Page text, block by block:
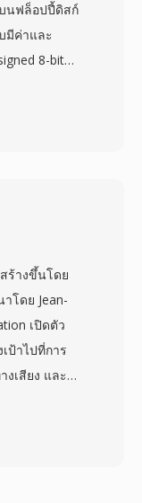
นฟล็อปปี้ดิสก์
มีค่าและ
8-bit
delta
นยูทิลิตี้
ในช่วง
าสุ่มตัวอย่าง
ถเอาต์พุต
เครื่องมือ
ทำให้
รรษต่อมา
ร้างขึ้นโดย
โดย Jean-
เปิดตัว
ป้าไปที่การ
งเสียง และ
ระสิทธิภาพ